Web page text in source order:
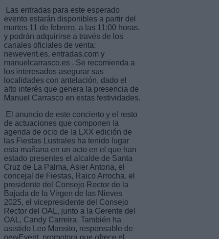
Las entradas para este esperado
evento estarán disponibles a partir del
martes 11 de febrero, a las 11:00 horas,
y podrán adquirirse a través de los
canales oficiales de venta:
newevent.es, entradas.com y
manuelcarrasco.es . Se recomienda a
los interesados asegurar sus
localidades con antelación, dado el
alto interés que genera la presencia de
Manuel Carrasco en estas festividades.
El anuncio de este concierto y el resto
de actuaciones que componen la
agenda de ocio de la LXX edición de
las Fiestas Lustrales ha tenido lugar
esta mañana en un acto en el que han
estado presentes el alcalde de Santa
Cruz de La Palma, Asier Antona, el
concejal de Fiestas, Raico Arrocha, el
presidente del Consejo Rector de la
Bajada de la Virgen de las Nieves
2025, el vicepresidente del Consejo
Rector del OAL, junto a la Gerente del
OAL, Candy Carreira. También ha
asistido Leo Mansito, responsable de
newEvent, promotora que ofrece el